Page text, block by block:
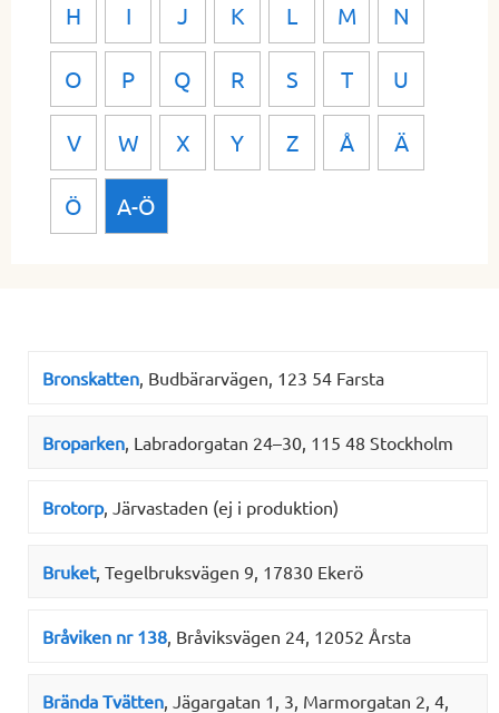
H I J K L M N
O P Q R S T U
V W X Y Z Å Ä
Ö A-Ö
Bronskatten, Budbärarvägen, 123 54 Farsta
Broparken, Labradorgatan 24–30, 115 48 Stockholm
Brotorp, Järvastaden (ej i produktion)
Bruket, Tegelbruksvägen 9, 17830 Ekerö
Bråviken nr 138, Bråviksvägen 24, 12052 Årsta
Brända Tvätten, Jägargatan 1, 3, Marmorgatan 2, 4,